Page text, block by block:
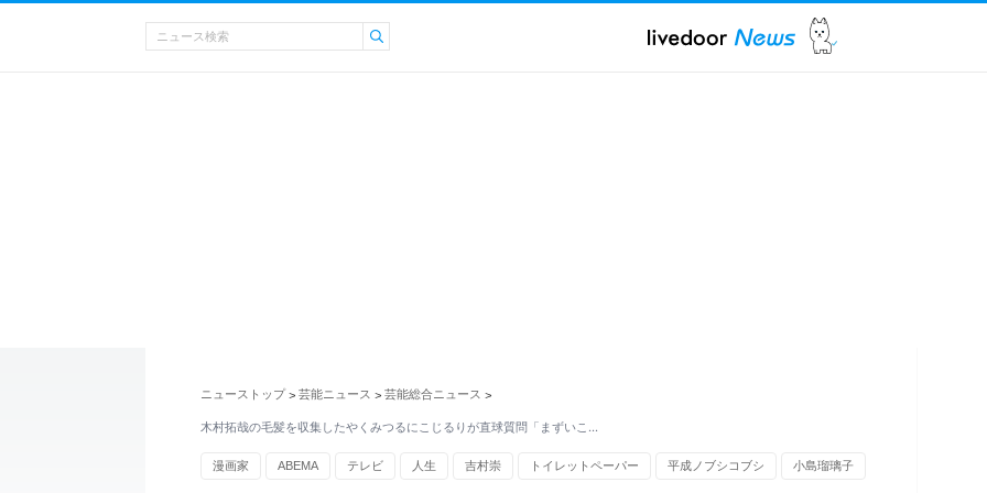
ニューストップ > 芸能ニュース > 芸能総合ニュース >
木村拓哉の毛髪を収集したやくみつるにこじるりが直球質問「まずいこ…
漫画家 ABEMA テレビ 人生 吉村崇 トイレットペーパー 平成ノブシコブシ 小島瑠璃子